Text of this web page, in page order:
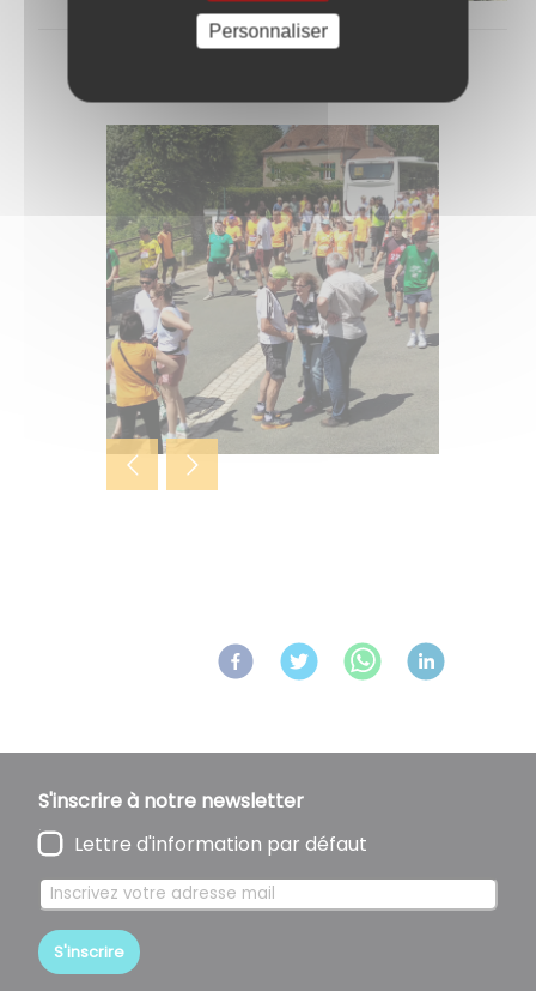
S'inscrire à notre newsletter
Lettre d'information par défaut
S'inscrire
Personnaliser